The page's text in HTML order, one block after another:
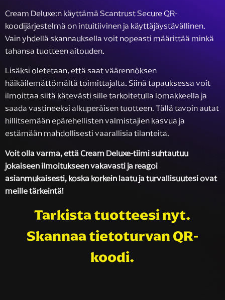
Cream Deluxe:n käyttämä Scantrust Secure QR-
koodijärjestelmä on intuitiivinen ja käyttäjäystävällinen.
Vain yhdellä skannauksella voit nopeasti määrittää minkä
tahansa tuotteen aitouden.
Lisäksi oletetaan, että saat väärennöksen
häikäilemättömältä toimittajalta. Siinä tapauksessa voit
ilmoittaa siitä kätevästi sille tarkoitetulla lomakkeella ja
saada vastineeksi alkuperäisen tuotteen. Tällä tavoin autat
hillitsemään epärehellisten valmistajien kasvua ja
estämään mahdollisesti vaarallisia tilanteita.
Voit olla varma, että Cream Deluxe-tiimi suhtautuu
jokaiseen ilmoitukseen vakavasti ja reagoi
asianmukaisesti, koska korkein laatu ja turvallisuutesi ovat
meille tärkeintä!
Tarkista tuotteesi nyt.
Skannaa tietoturvan QR-
koodi.